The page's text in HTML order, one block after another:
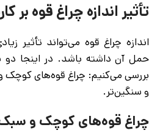
تأثیر اندازه چراغ قوه بر
اندازه چراغ قوه می‌تواند تأثیر
حمل آن داشته باشد. در اینجا دو
بررسی می‌کنیم: چراغ قوه‌های کوچک
و سنگین‌تر.
چراغ قوه‌های کوچک و